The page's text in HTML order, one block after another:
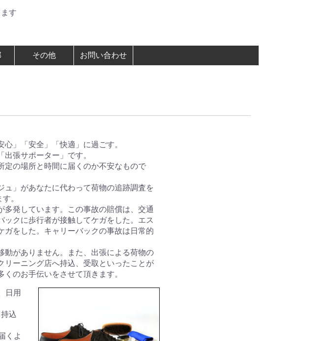
す
その他 お問い合わせ
」「安全」「快適」に過ごす。
張サポーター」です。
定の場所と時間に届くのか不安なもので
ュ」があなたに代わって荷物の追跡調査を
。
多発しています。この事故の賠償は、交通
クに歩行者が接触してケガをした。エス
ガをした。キャリーバックの事故は日常的
動がありません。また、出張による荷物の
ーニング店へ持込、受取といったことが
のお手伝いをさせて頂きます。
日用
込
くよ